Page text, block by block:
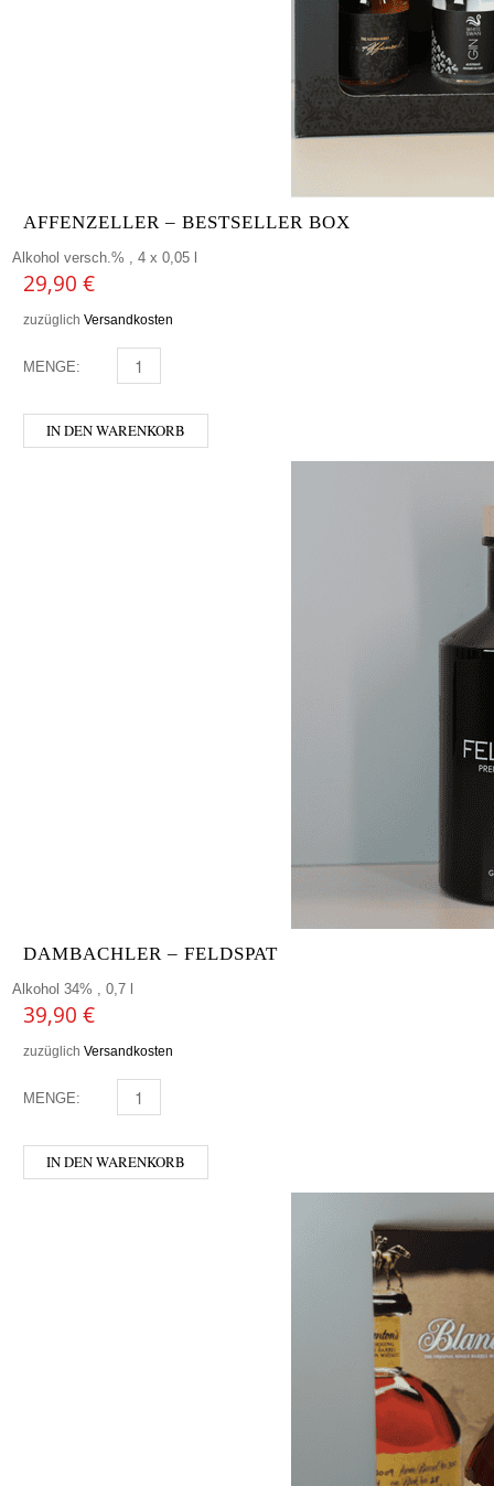
AFFENZELLER – BESTSELLER BOX
Alkohol versch.% , 4 x 0,05 l
29,90 €
zuzüglich Versandkosten
MENGE: AFFENZELLER - BESTSELLER BOX MENGE
IN DEN WARENKORB
DAMBACHLER – FELDSPAT
Alkohol 34% , 0,7 l
39,90 €
zuzüglich Versandkosten
MENGE: DAMBACHLER - FELDSPAT MENGE
IN DEN WARENKORB